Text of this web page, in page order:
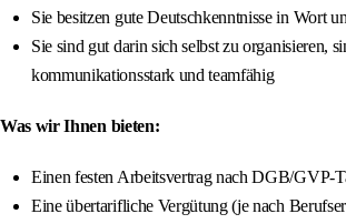
Sie besitzen gute Deutschkenntnisse in Wort
Sie sind gut darin sich selbst zu organisieren,
kommunikationsstark und teamfähig
Was wir Ihnen bieten:
Einen festen Arbeitsvertrag nach DGB/GVP-
Eine übertarifliche Vergütung (je nach